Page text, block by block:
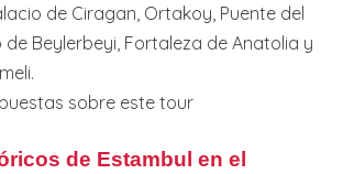
de Ciragan, Ortakoy, Puente del
de Beylerbeyi, Fortaleza de Anatolia y
sobre este tour
de Estambul en el